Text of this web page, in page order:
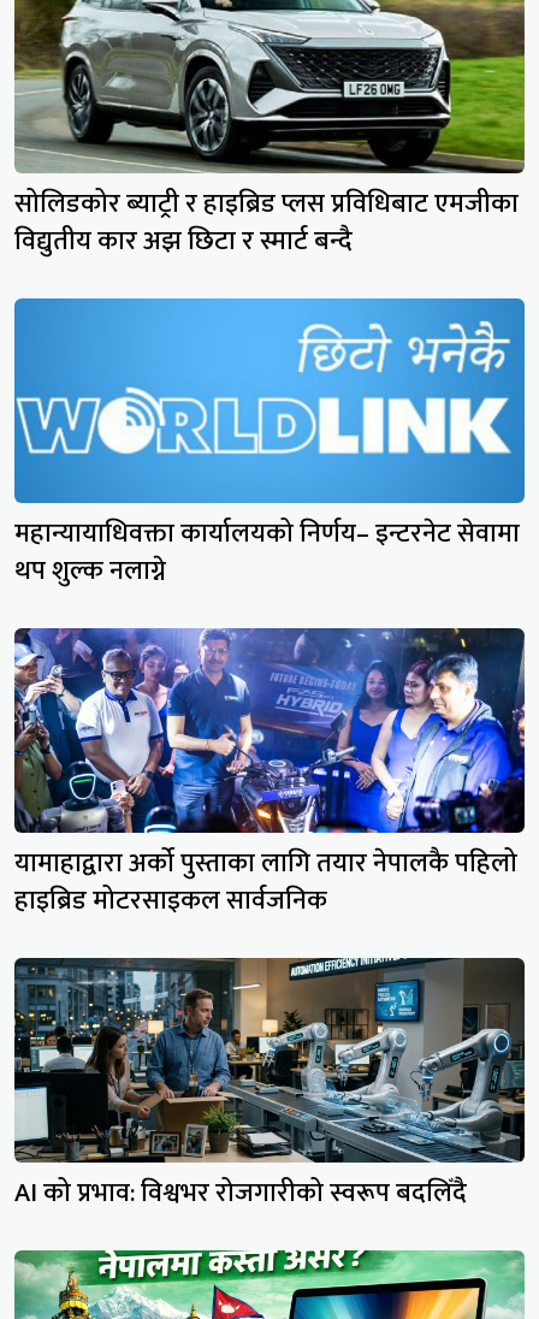
सोलिडकोर ब्याट्री र हाइब्रिड प्लस प्रविधिबाट एमजीका
विद्युतीय कार अझ छिटा र स्मार्ट बन्दै
महान्यायाधिवक्ता कार्यालयको निर्णय– इन्टरनेट सेवामा
थप शुल्क नलाग्ने
यामाहाद्वारा अर्को पुस्ताका लागि तयार नेपालकै पहिलो
हाइब्रिड मोटरसाइकल सार्वजनिक
AI को प्रभाव: विश्वभर रोजगारीको स्वरूप बदलिँदै